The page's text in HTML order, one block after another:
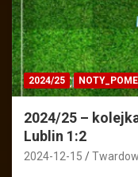
2024/25
2024/25 –
Lublin 1:2
2024-12-15